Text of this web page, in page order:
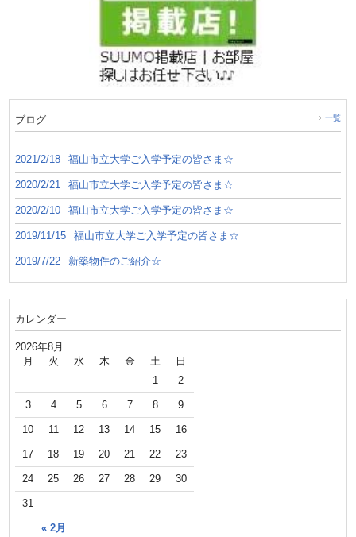
ブログ 一覧
2021/2/18 福山市立大学ご入学予定の皆さま☆
2020/2/21 福山市立大学ご入学予定の皆さま☆
2020/2/10 福山市立大学ご入学予定の皆さま☆
2019/11/15 福山市立大学ご入学予定の皆さま☆
2019/7/22 新築物件のご紹介☆
カレンダー
2026年8月
月 火 水 木 金 土 日
« 2月
1 2
3 4 5 6 7 8 9
10 11 12 13 14 15 16
17 18 19 20 21 22 23
24 25 26 27 28 29 30
31